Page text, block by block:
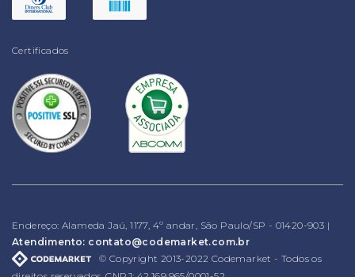
Certificados
Endereço: Alameda Jaú, 1177, 4º andar, São Paulo/SP - 01420-903 |
Atendimento: contato@codemarket.com.br
© Copyright 2013-2022 Codemarket - Todos os